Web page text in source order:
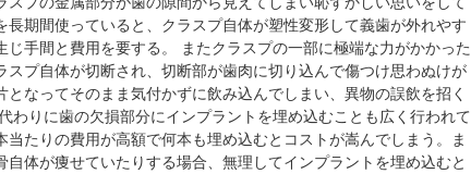
期間使っていると、クラスプ自体が塑性変形して義歯が外れやす
手間と費用を要する。 またクラスプの一部に極端な力がかかった
プ自体が切断され、切断部が歯肉に切り込んで傷つけ思わぬけが
なってそのまま気付かずに飲み込んでしまい、異物の誤飲を招く
わりに歯の欠損部分にインプラントを埋め込むことも広く行われて
たりの費用が高額で何本も埋め込むとコストが嵩んでしまう。ま
体が痩せていたりする場合、無理してインプラントを埋め込むと